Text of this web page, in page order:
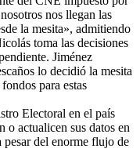
nos llegan las
la mesita», admitiendo
toma las decisiones
Jiménez
lo decidió la mesita
para estas
Electoral en el país
o actualicen sus datos en
del enorme flujo de